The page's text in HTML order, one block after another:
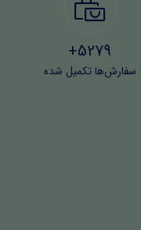
5279+
سفارش‌ها تکمیل شده